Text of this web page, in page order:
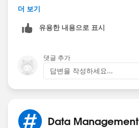
더 보기
유용한 내용으로 표시
댓글 추가
답변을 작성하세요...
Data Management